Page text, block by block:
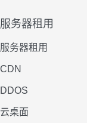
服务器租用
服务器租用
CDN
DDOS
云桌面